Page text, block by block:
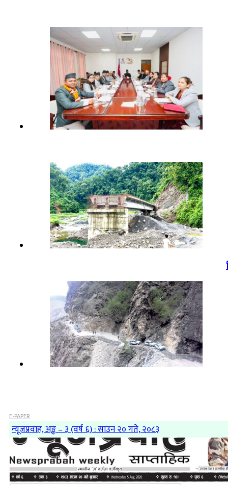
E-PAPER
न्यूजप्रवाह, अङ्क – ३ (वर्ष ६) : साउन २० गते, २०८३